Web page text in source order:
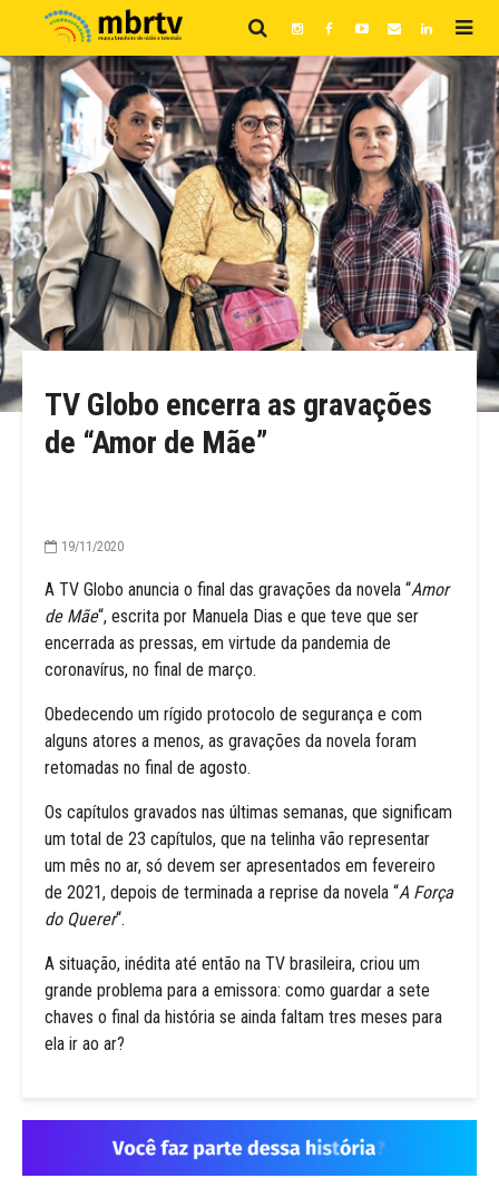
TV Globo encerra as gravações
de “Amor de Mãe”
19/11/2020
A TV Globo anuncia o final das gravações da novela “Amor
de Mãe“, escrita por Manuela Dias e que teve que ser
encerrada as pressas, em virtude da pandemia de
coronavírus, no final de março.
Obedecendo um rígido protocolo de segurança e com
alguns atores a menos, as gravações da novela foram
retomadas no final de agosto.
Os capítulos gravados nas últimas semanas, que significam
um total de 23 capítulos, que na telinha vão representar
um mês no ar, só devem ser apresentados em fevereiro
de 2021, depois de terminada a reprise da novela “A Força
do Querer“.
A situação, inédita até então na TV brasileira, criou um
grande problema para a emissora: como guardar a sete
chaves o final da história se ainda faltam tres meses para
ela ir ao ar?